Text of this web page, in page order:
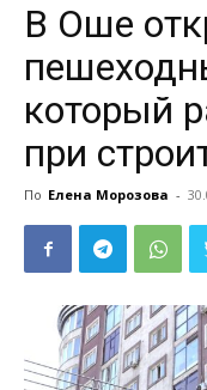
В Оше
который
при
По Елена Морозова -